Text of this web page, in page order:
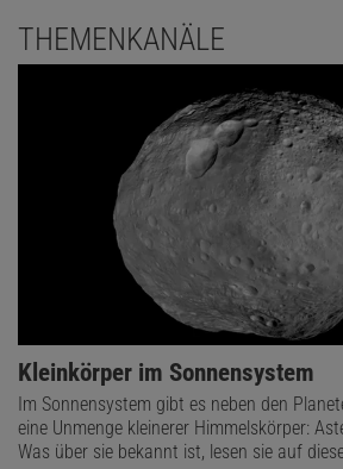
THEMENKANÄLE
Kleinkörper im Sonnensystem
Im Sonnensystem gibt es neben den
eine Unmenge kleinerer Himmelskörper:
Was über sie bekannt ist, lesen sie auf